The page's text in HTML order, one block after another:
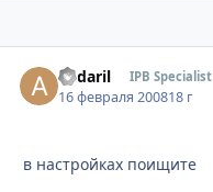
andaril IPB Specialist
16 февраля 200818 г
в настройках поищите